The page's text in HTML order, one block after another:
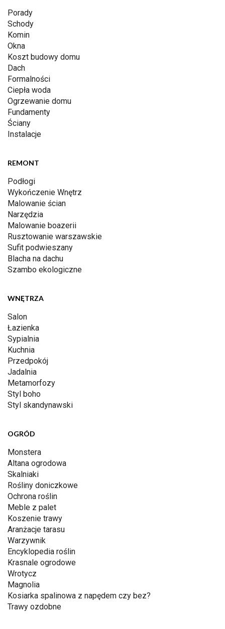
Porady
Schody
Komin
Okna
Koszt budowy domu
Dach
Formalności
Ciepła woda
Ogrzewanie domu
Fundamenty
Ściany
Instalacje
REMONT
Podłogi
Wykończenie Wnętrz
Malowanie ścian
Narzędzia
Malowanie boazerii
Rusztowanie warszawskie
Sufit podwieszany
Blacha na dachu
Szambo ekologiczne
WNĘTRZA
Salon
Łazienka
Sypialnia
Kuchnia
Przedpokój
Jadalnia
Metamorfozy
Styl boho
Styl skandynawski
OGRÓD
Monstera
Altana ogrodowa
Skalniaki
Rośliny doniczkowe
Ochrona roślin
Meble z palet
Koszenie trawy
Aranżacje tarasu
Warzywnik
Encyklopedia roślin
Krasnale ogrodowe
Wrotycz
Magnolia
Kosiarka spalinowa z napędem czy bez?
Trawy ozdobne